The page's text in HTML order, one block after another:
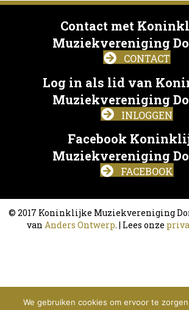
Contact met
Muziekvereniging
CONTACT
Log in als lid van
Muziekvereniging
INLOGGEN
Facebook
Muziekvereniging
FACEBOOK
© 2017 Koninklijke Muziekvereniging
van Anders Ontwerp. | Lees onze
We gebruiken cookies om ervoor te